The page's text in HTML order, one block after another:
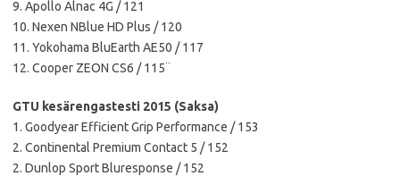
9. Apollo Alnac 4G / 121
10. Nexen NBlue HD Plus / 120
11. Yokohama BluEarth AE50 / 117
12. Cooper ZEON CS6 / 115¨
GTU kesärengastesti 2015 (Saksa)
1. Goodyear Efficient Grip Performance / 153
2. Continental Premium Contact 5 / 152
2. Dunlop Sport Bluresponse / 152